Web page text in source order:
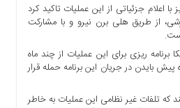
با اعلام جزئیاتی از این عملیات تاکید کرد
از طریق هلی برن نیرو و با مشارکت
برنامه ریزی برای این عملیات از چند ماه
بایدن در جریان این برنامه حمله قرار
که تلفات غیر نظامی این عملیات به خاطر